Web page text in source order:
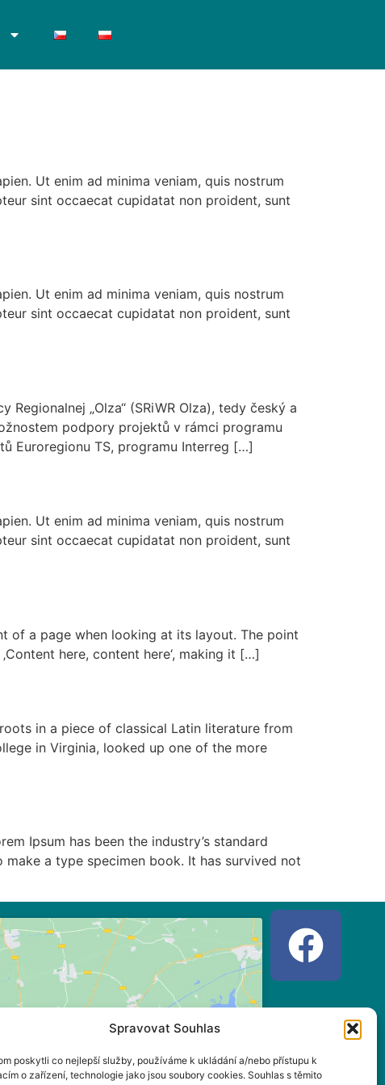
Spravovat Souhlas
poskytli co nejlepší služby, používáme k ukládání a/nebo přístupu k
o zařízení, technologie jako jsou soubory cookies. Souhlas s těmito
Ut enim ad minima veniam, quis nostrum
sint occaecat cupidatat non proident, sunt
Ut enim ad minima veniam, quis nostrum
sint occaecat cupidatat non proident, sunt
Regionalnej „Olza“ (SRiWR Olza), tedy český a
podpory projektů v rámci programu
Euroregionu TS, programu Interreg […]
Ut enim ad minima veniam, quis nostrum
sint occaecat cupidatat non proident, sunt
of a page when looking at its layout. The point
here, content here‘, making it […]
in a piece of classical Latin literature from
in Virginia, looked up one of the more
Ipsum has been the industry’s standard
a type specimen book. It has survived not
marketingové soubory
a povolte tento obsah